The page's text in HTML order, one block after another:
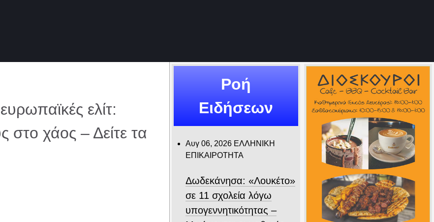
ελίτ:
χάος – Δείτε τα
Ροή
Ειδήσεων
Αυγ 06, 2026 ΕΛΛΗΝΙΚΗ
ΕΠΙΚΑΙΡΟΤΗΤΑ
Δωδεκάνησα: «Λουκέτο»
σε 11 σχολεία λόγω
υπογεννητικότητας –